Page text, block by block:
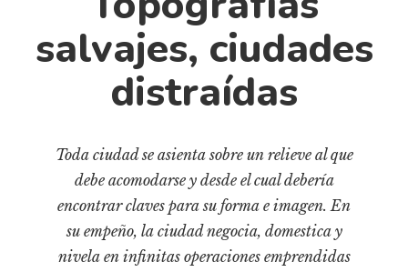
Críticas
Diccionario portátil de la literatura chilena
Historia material de los libros
salvajes, ciudades
distraídas
Toda ciudad se asienta sobre un relieve al que
debe acomodarse y desde el cual debería
encontrar claves para su forma e imagen. En
su empeño, la ciudad negocia, domestica y
nivela en infinitas operaciones emprendidas